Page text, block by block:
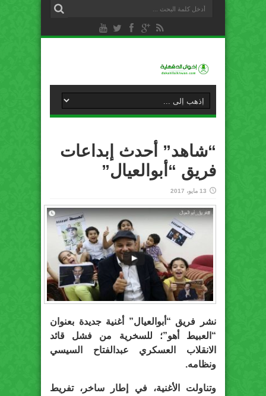
“شاهد” أحدث إبداعات
فريق “أبوالعيال”
13 مايو، 2017
نشر فريق “أبوالعيال” أغنية جديدة بعنوان
“العبيط أهو”؛ للسخرية من فشل قائد
الانقلاب العسكري عبدالفتاح السيسي
ونظامه.
وتناولت الأغنية، في إطار ساخر، تفريط